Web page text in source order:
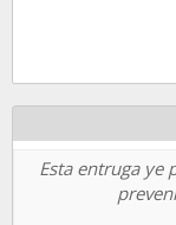
Esta entruga ye